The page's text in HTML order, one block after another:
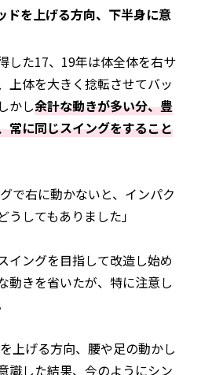
ドを上げる方向、下半身に意
した17、19年は体全体を右サ
上体を大きく捻転させてバッ
かし余計な動きが多い分、豊
常に同じスイングをすること
で右に動かないと、インパク
うしてもありました」
イングを目指して改造し始め
動きを省いたが、特に注意し
上げる方向、腰や足の動かし
識した結果、今のようにシン